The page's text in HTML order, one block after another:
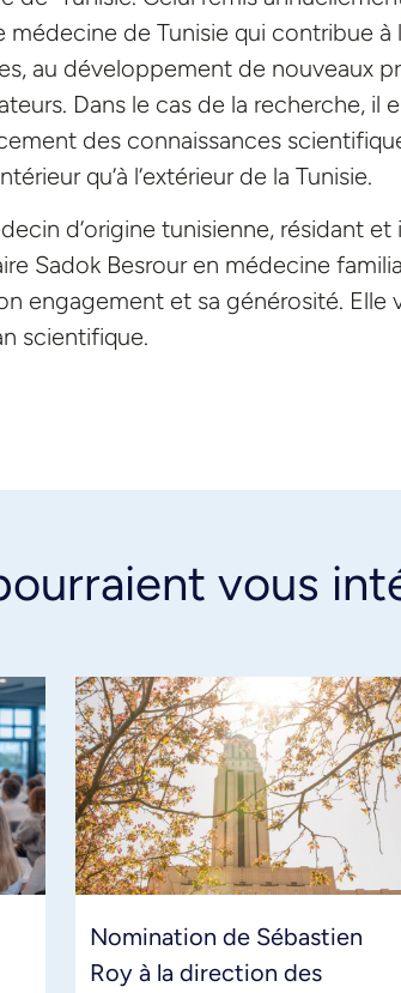
médecine de Tunisie qui contribue à
au développement de nouveaux
Dans le cas de la recherche, il
des connaissances
qu’à l’extérieur de la Tunisie.
d’origine tunisienne, résidant
Sadok Besrour en médecine
engagement et sa générosité. Elle
scientifique.
vous
Nomination de Sébastien
Roy à la direction des